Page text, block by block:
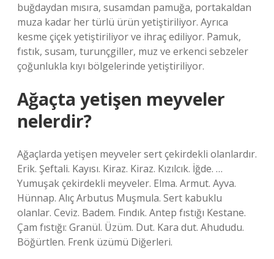
buğdaydan mısıra, susamdan pamuğa, portakaldan
muza kadar her türlü ürün yetiştiriliyor. Ayrıca
kesme çiçek yetiştiriliyor ve ihraç ediliyor. Pamuk,
fıstık, susam, turunçgiller, muz ve erkenci sebzeler
çoğunlukla kıyı bölgelerinde yetiştiriliyor.
Ağaçta yetişen meyveler
nelerdir?
Ağaçlarda yetişen meyveler sert çekirdekli olanlardır.
Erik. Şeftali. Kayısı. Kiraz. Kiraz. Kızılcık. İğde. …
Yumuşak çekirdekli meyveler. Elma. Armut. Ayva.
Hünnap. Alıç Arbutus Muşmula. Sert kabuklu
olanlar. Ceviz. Badem. Fındık. Antep fıstığı Kestane.
Çam fıstığı: Granül. Üzüm. Dut. Kara dut. Ahududu.
Böğürtlen. Frenk üzümü Diğerleri.